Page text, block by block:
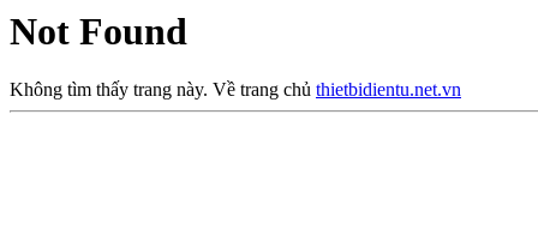
Not Found
Không tìm thấy trang này. Về trang chủ thietbidientu.net.vn